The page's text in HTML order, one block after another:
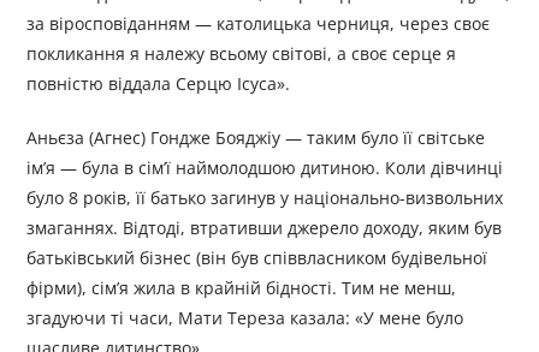
за віросповіданням — католицька черниця, через своє
покликання я належу всьому світові, а своє серце я
повністю віддала Серцю Ісуса».
Аньєза (Агнес) Гондже Бояджіу — таким було її світське
ім’я — була в сім’ї наймолодшою дитиною. Коли дівчинці
було 8 років, її батько загинув у національно-визвольних
змаганнях. Відтоді, втративши джерело доходу, яким був
батьківський бізнес (він був співвласником будівельної
фірми), сім’я жила в крайній бідності. Тим не менш,
згадуючи ті часи, Мати Тереза казала: «У мене було